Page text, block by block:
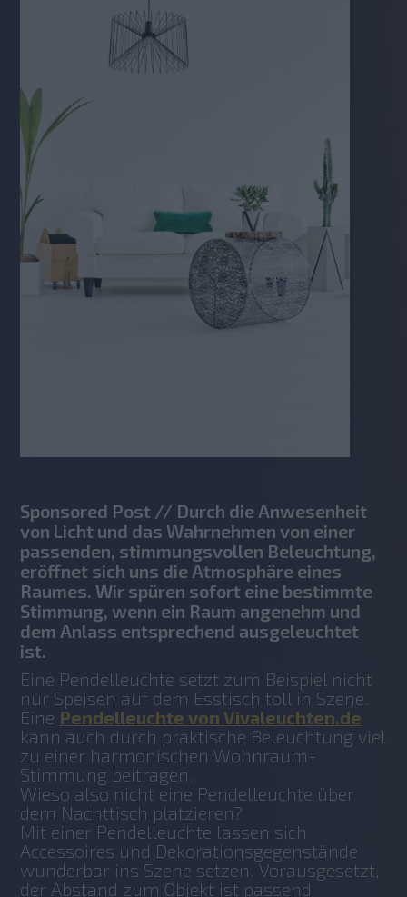
Sponsored Post // Durch die Anwesenheit
von Licht und das Wahrnehmen von einer
passenden, stimmungsvollen Beleuchtung,
eröffnet sich uns die Atmosphäre eines
Raumes. Wir spüren sofort eine bestimmte
Stimmung, wenn ein Raum angenehm und
dem Anlass entsprechend ausgeleuchtet
ist.
Eine Pendelleuchte setzt zum Beispiel nicht
nur Speisen auf dem Esstisch toll in Szene.
Eine Pendelleuchte von Vivaleuchten.de
kann auch durch praktische Beleuchtung viel
zu einer harmonischen Wohnraum-
Stimmung beitragen.
Wieso also nicht eine Pendelleuchte über
dem Nachttisch platzieren?
Mit einer Pendelleuchte lassen sich
Accessoires und Dekorationsgegenstände
wunderbar ins Szene setzen. Vorausgesetzt,
der Abstand zum Objekt ist passend